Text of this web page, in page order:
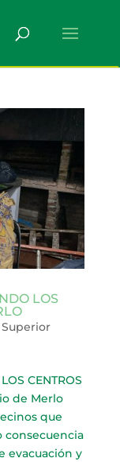
LOS
Superior
CENTROS
de Merlo
que
consecuencia
evacuación y